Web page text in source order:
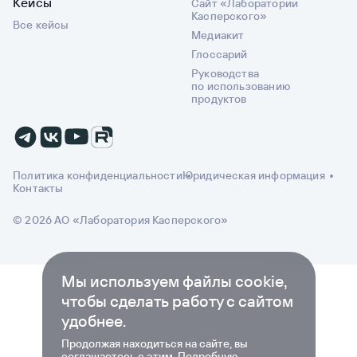
Все кейсы
Сайт «Лаборатории
Касперского»
Медиакит
Глоссарий
Руководства
по использованию
продуктов
© 2026 АО «Лаборатория Касперского»
Политика конфиденциальностиЮридическая информация
Контакты
Мы используем файлы cookie,
чтобы сделать работу с сайтом
удобнее.
Продолжая находиться на сайте, вы